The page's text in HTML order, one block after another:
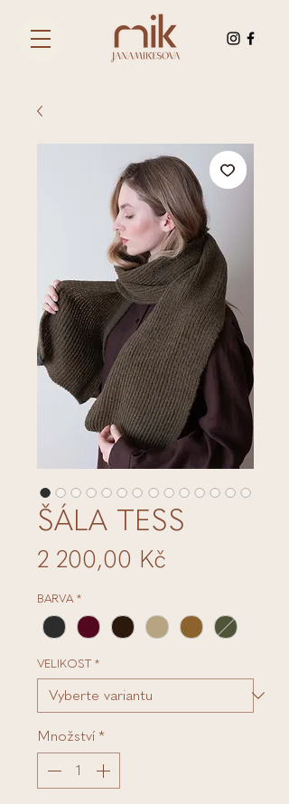
ŠÁLA TESS
2 200,00 Kč
BARVA *
VELIKOST *
Množství *